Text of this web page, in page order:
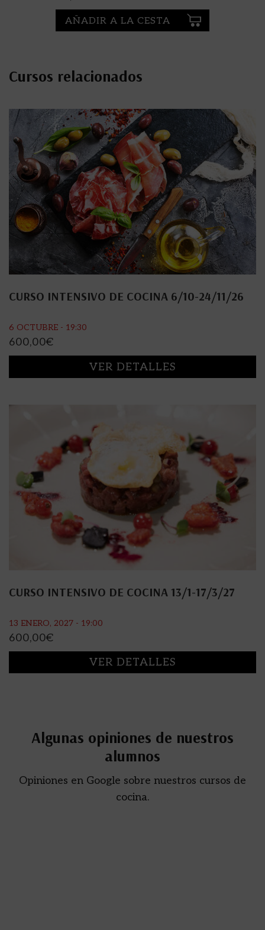
AÑADIR A LA CESTA
Cursos relacionados
CURSO INTENSIVO DE COCINA 6/10-24/11/26
6 OCTUBRE - 19:30
600,00€
VER DETALLES
CURSO INTENSIVO DE COCINA 13/1-17/3/27
13 ENERO, 2027 - 19:00
600,00€
VER DETALLES
Algunas opiniones de nuestros
alumnos
Opiniones en Google sobre nuestros cursos de
cocina.